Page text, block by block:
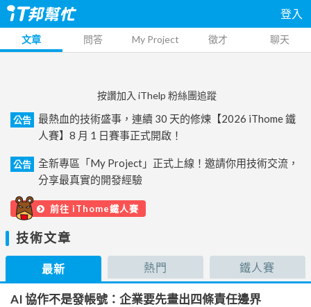
登入
文章 問答 My Project 徵才 聊天
按讚加入 iThelp 粉絲團追蹤
公告
最熱血的技術盛事，連續 30 天的修煉【2026 iThome 鐵
人賽】8 月 1 日賽事正式開啟！
公告
全新專區「My Project」正式上線！邀請你用技術交流，
分享最真實的開發經驗
前往 iThome鐵人賽
技術文章
最新 熱門 鐵人賽
AI 協作不是發帳號：企業要先畫出四條責任邊界